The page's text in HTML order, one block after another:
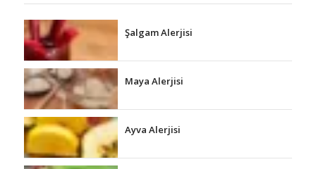
Şalgam Alerjisi
Maya Alerjisi
Ayva Alerjisi